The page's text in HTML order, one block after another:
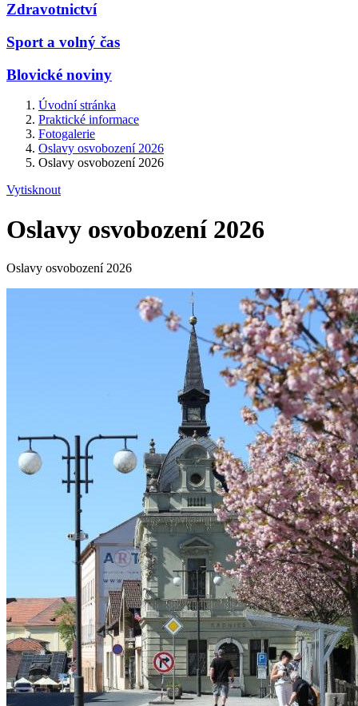
Zdravotnictví
Sport a volný čas
Blovické noviny
Úvodní stránka
Praktické informace
Fotogalerie
Oslavy osvobození 2026
Oslavy osvobození 2026
Vytisknout
Oslavy osvobození 2026
Oslavy osvobození 2026